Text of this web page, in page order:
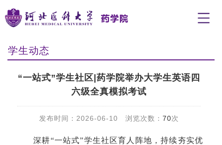
学生动态
“一站式”学生社区|药学院举办大学生英语四
六级全真模拟考试
发布时间：2026-06-10 浏览次数： 70次
深耕“一站式”学生社区育人阵地，持续夯实优